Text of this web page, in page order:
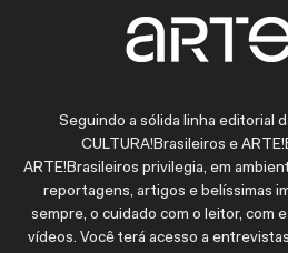
Seguindo a sólida linha editorial
CULTURA!Brasileiros e
ARTE!Brasileiros privilegia, em
reportagens, artigos e belíssimas
sempre, o cuidado com o leitor, com
vídeos. Você terá acesso a